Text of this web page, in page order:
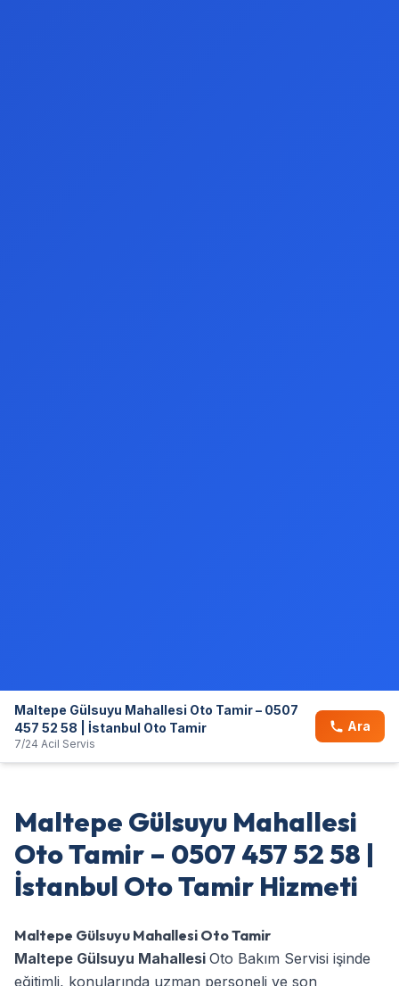
Maltepe Gülsuyu Mahallesi Oto Tamir – 0507
457 52 58 | İstanbul Oto Tamir
7/24 Acil Servis
Ara
Maltepe Gülsuyu Mahallesi
Oto Tamir – 0507 457 52 58 |
İstanbul Oto Tamir Hizmeti
Maltepe Gülsuyu Mahallesi Oto Tamir
Maltepe Gülsuyu Mahallesi Oto Bakım Servisi işinde
eğitimli, konularında uzman personeli ve son